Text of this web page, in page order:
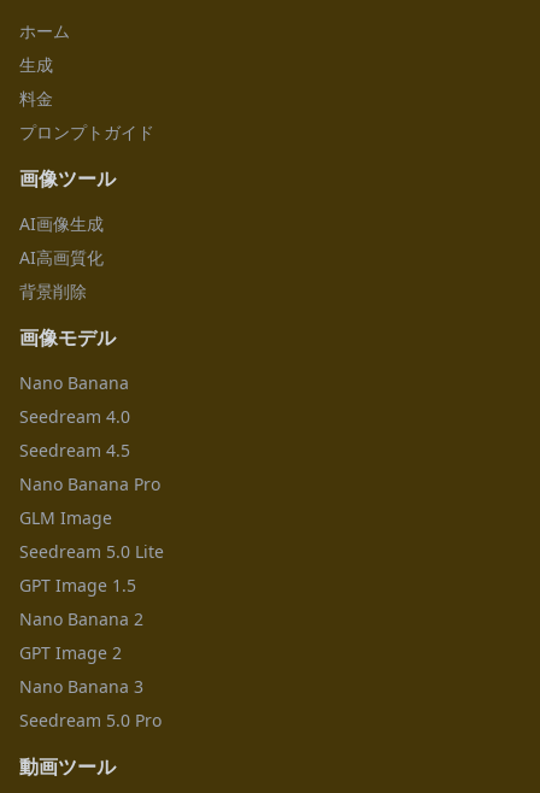
ホーム
生成
料金
プロンプトガイド
画像ツール
AI画像生成
AI高画質化
背景削除
画像モデル
Nano Banana
Seedream 4.0
Seedream 4.5
Nano Banana Pro
GLM Image
Seedream 5.0 Lite
GPT Image 1.5
Nano Banana 2
GPT Image 2
Nano Banana 3
Seedream 5.0 Pro
動画ツール